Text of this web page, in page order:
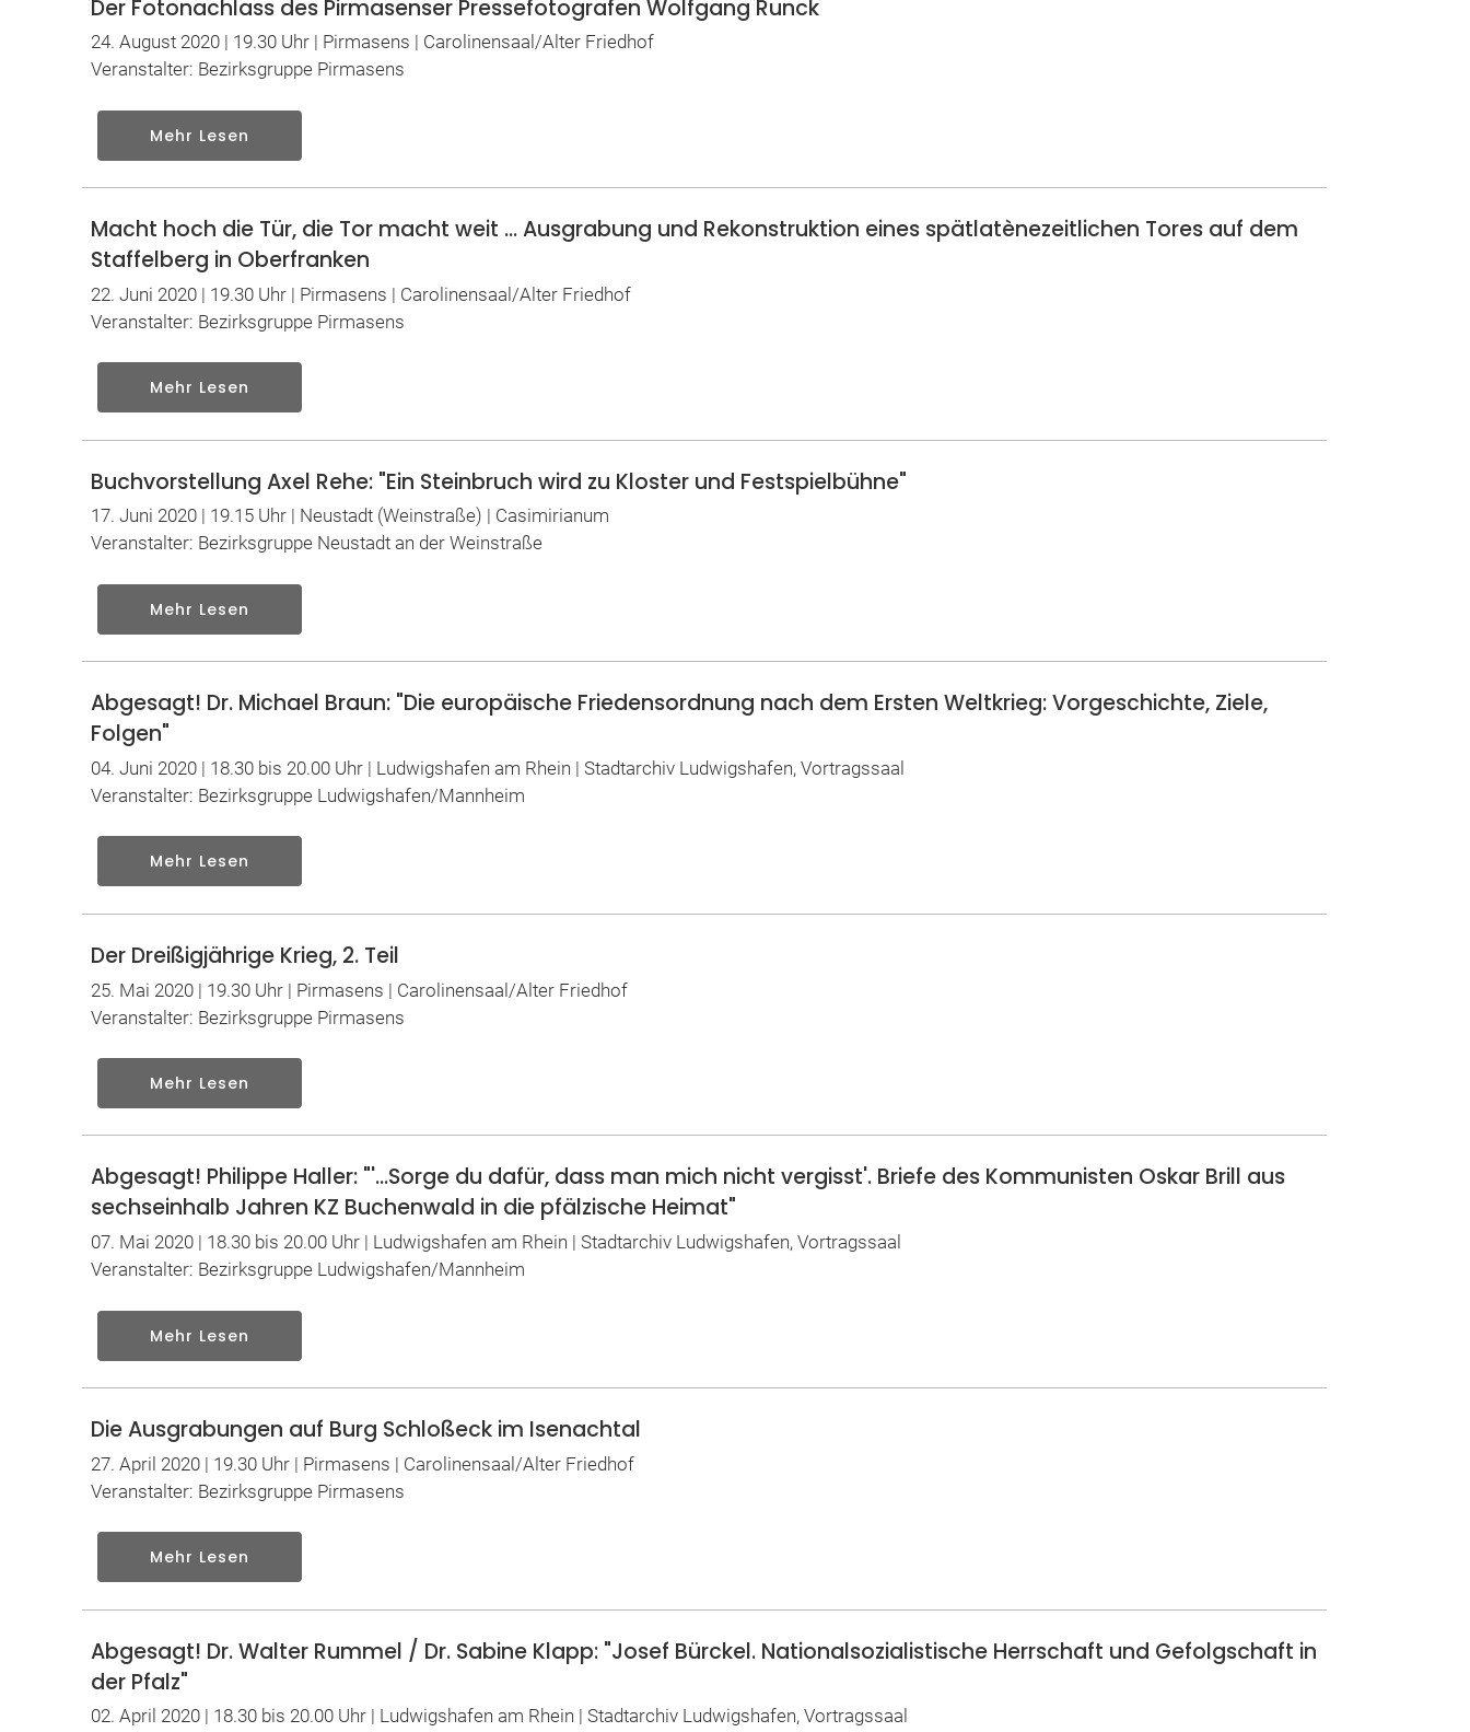
Der Fotonachlass des Pirmasenser Pressefotografen Wolfgang Runck
24. August 2020 | 19.30 Uhr | Pirmasens | Carolinensaal/Alter Friedhof
Veranstalter: Bezirksgruppe Pirmasens
Mehr Lesen
Macht hoch die Tür, die Tor macht weit ... Ausgrabung und Rekonstruktion eines spätlatènezeitlichen Tores auf dem
Staffelberg in Oberfranken
22. Juni 2020 | 19.30 Uhr | Pirmasens | Carolinensaal/Alter Friedhof
Veranstalter: Bezirksgruppe Pirmasens
Mehr Lesen
Buchvorstellung Axel Rehe: "Ein Steinbruch wird zu Kloster und Festspielbühne"
17. Juni 2020 | 19.15 Uhr | Neustadt (Weinstraße) | Casimirianum
Veranstalter: Bezirksgruppe Neustadt an der Weinstraße
Mehr Lesen
Abgesagt! Dr. Michael Braun: "Die europäische Friedensordnung nach dem Ersten Weltkrieg: Vorgeschichte, Ziele,
Folgen"
04. Juni 2020 | 18.30 bis 20.00 Uhr | Ludwigshafen am Rhein | Stadtarchiv Ludwigshafen, Vortragssaal
Veranstalter: Bezirksgruppe Ludwigshafen/Mannheim
Mehr Lesen
Der Dreißigjährige Krieg, 2. Teil
25. Mai 2020 | 19.30 Uhr | Pirmasens | Carolinensaal/Alter Friedhof
Veranstalter: Bezirksgruppe Pirmasens
Mehr Lesen
Abgesagt! Philippe Haller: "'...Sorge du dafür, dass man mich nicht vergisst'. Briefe des Kommunisten Oskar Brill aus
sechseinhalb Jahren KZ Buchenwald in die pfälzische Heimat"
07. Mai 2020 | 18.30 bis 20.00 Uhr | Ludwigshafen am Rhein | Stadtarchiv Ludwigshafen, Vortragssaal
Veranstalter: Bezirksgruppe Ludwigshafen/Mannheim
Mehr Lesen
Die Ausgrabungen auf Burg Schloßeck im Isenachtal
27. April 2020 | 19.30 Uhr | Pirmasens | Carolinensaal/Alter Friedhof
Veranstalter: Bezirksgruppe Pirmasens
Mehr Lesen
Abgesagt! Dr. Walter Rummel / Dr. Sabine Klapp: "Josef Bürckel. Nationalsozialistische Herrschaft und Gefolgschaft in
der Pfalz"
02. April 2020 | 18.30 bis 20.00 Uhr | Ludwigshafen am Rhein | Stadtarchiv Ludwigshafen, Vortragssaal